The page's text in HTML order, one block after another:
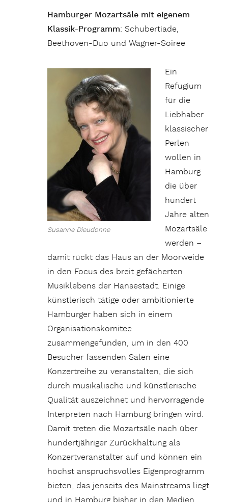
Hamburger Mozartsäle mit eigenem
Klassik-Programm: Schubertiade,
Beethoven-Duo und Wagner-Soiree
Susanne Dieudonne
Ein
Refugium
für die
Liebhaber
klassischer
Perlen
wollen in
Hamburg
die über
hundert
Jahre alten
Mozartsäle
werden –
damit rückt das Haus an der Moorweide
in den Focus des breit gefächerten
Musiklebens der Hansestadt. Einige
künstlerisch tätige oder ambitionierte
Hamburger haben sich in einem
Organisationskomitee
zusammengefunden, um in den 400
Besucher fassenden Sälen eine
Konzertreihe zu veranstalten, die sich
durch musikalische und künstlerische
Qualität auszeichnet und hervorragende
Interpreten nach Hamburg bringen wird.
Damit treten die Mozartsäle nach über
hundertjähriger Zurückhaltung als
Konzertveranstalter auf und können ein
höchst anspruchsvolles Eigenprogramm
bieten, das jenseits des Mainstreams liegt